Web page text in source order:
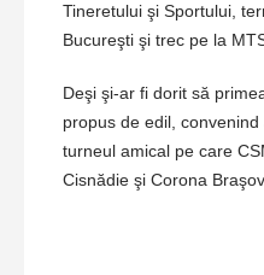
Tineretului şi Sportului,
Bucureşti şi trec pe la
Deşi şi-ar fi dorit să
propus de edil,
turneul amical pe care
Cisnădie şi Corona